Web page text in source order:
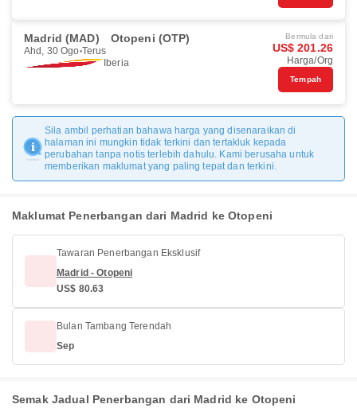
Madrid (MAD) Otopeni (OTP)
Ahd, 30 Ogo Terus
Iberia
Bermula dari
US$ 201.26
Harga/Org
Tempah
Sila ambil perhatian bahawa harga yang disenaraikan di
halaman ini mungkin tidak terkini dan tertakluk kepada
perubahan tanpa notis terlebih dahulu. Kami berusaha untuk
memberikan maklumat yang paling tepat dan terkini.
Maklumat Penerbangan dari Madrid ke Otopeni
Tawaran Penerbangan Eksklusif
Madrid - Otopeni
US$ 80.63
Bulan Tambang Terendah
Sep
Semak Jadual Penerbangan dari Madrid ke Otopeni